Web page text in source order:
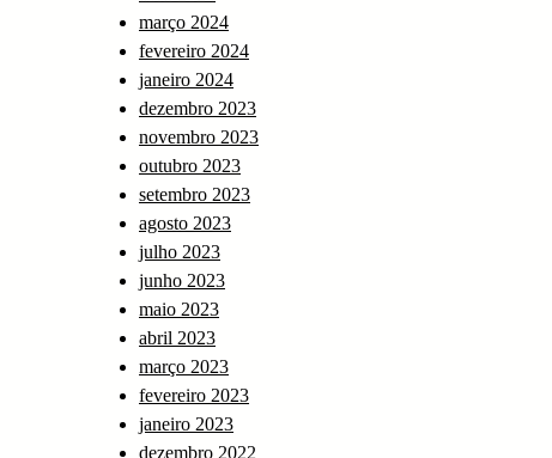
março 2024
fevereiro 2024
janeiro 2024
dezembro 2023
novembro 2023
outubro 2023
setembro 2023
agosto 2023
julho 2023
junho 2023
maio 2023
abril 2023
março 2023
fevereiro 2023
janeiro 2023
dezembro 2022